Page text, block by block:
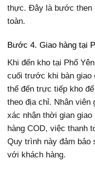
thực. Đây là bước then
toàn.
Bước 4. Giao hàng tại
Khi đến kho tại Phổ
cuối trước khi bàn giao
thể đến trực tiếp kho
theo địa chỉ. Nhân viên
xác nhận thời gian
hàng COD, việc thanh
Quy trình này đảm bảo
với khách hàng.